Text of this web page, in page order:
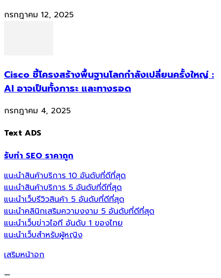
กรกฎาคม 12, 2025
Cisco ชี้โครงสร้างพื้นฐานโลกกำลังเปลี่ยนครั้งใหญ่ :
AI อาจเป็นทั้งภาระ และทางรอด
กรกฎาคม 4, 2025
Text ADS
รับทำ SEO ราคาถูก
แนะนำสินค้าบริการ 10 อันดับที่ดีที่สุด
แนะนำสินค้าบริการ 5 อันดับที่ดีที่สุด
แนะนำเว็บรีวิวสินค้า 5 อันดับที่ดีที่สุด
แนะนำคลินิกเสริมความงงาม 5 อันดับที่ดีที่สุด
แนะนำเว็บข่าวไอที อันดับ 1 ของไทย
แนะนำเว็บสำหรับผู้หญิง
เสริมหน้าอก
—